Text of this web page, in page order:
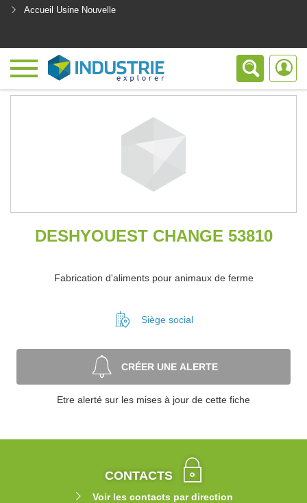
Accueil Usine Nouvelle
DESHYOUEST CHANGE 53810
Fabrication d'aliments pour animaux de ferme
Siège social
CRÉER UNE ALERTE
Etre alerté sur les mises à jour de cette fiche
CONTACTS
Voir les contacts par direction